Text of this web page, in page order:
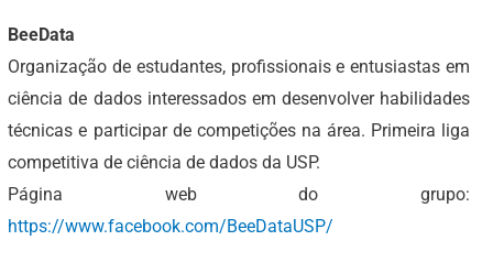
BeeData
Organização de estudantes, profissionais e entusiastas em
ciência de dados interessados em desenvolver habilidades
técnicas e participar de competições na área. Primeira liga
competitiva de ciência de dados da USP.
Página web do grupo:
https://www.facebook.com/BeeDataUSP/